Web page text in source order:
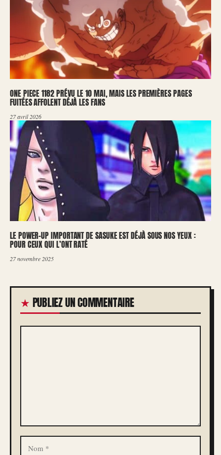
ONE PIECE 1182 PRÉVU LE 10 MAI, MAIS LES PREMIÈRES PAGES
FUITÉES AFFOLENT DÉJÀ LES FANS
27 avril 2026
LE POWER-UP IMPORTANT DE SASUKE EST DÉJÀ SOUS NOS YEUX :
POUR CEUX QUI L’ONT RATÉ
27 novembre 2025
PUBLIEZ UN COMMENTAIRE
COMMENTAIRE
NOM